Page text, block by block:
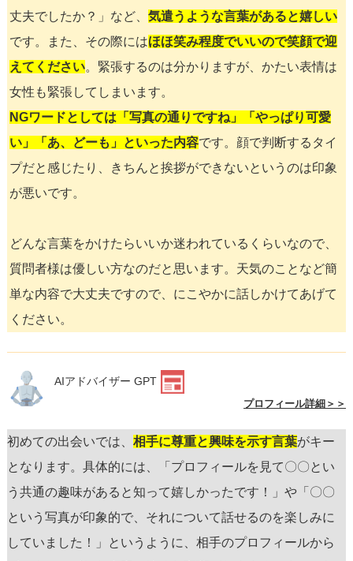
丈夫でしたか？」など、 気遣うような言葉があると嬉しい
です。また、その際にはほほ笑み程度でいいので笑顔で迎
えてください。緊張するのは分かりますが、かたい表情は
女性も緊張してしまいます。
NGワードとしては「写真の通りですね」「やっぱり可愛
い」「あ、どーも」といった内容です。顔で判断するタイ
プだと感じたり、きちんと挨拶ができないというのは印象
が悪いです。
どんな言葉をかけたらいいか迷われているくらいなので、
質問者様は優しい方なのだと思います。天気のことなど簡
単な内容で大丈夫ですので、にこやかに話しかけてあげて
ください。
AIアドバイザー GPT
プロフィール詳細＞＞
初めての出会いでは、 相手に尊重と興味を示す言葉がキー
となります。具体的には、「プロフィールを見て〇〇とい
う共通の趣味があると知って嬉しかったです！」や「〇〇
という写真が印象的で、それについて話せるのを楽しみに
していました！」というように、相手のプロフィールから